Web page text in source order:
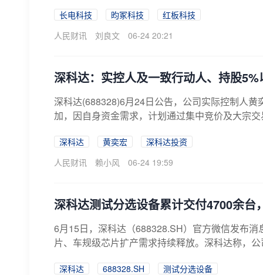
长电科技 昀冢科技
红板科技
人民财讯
刘良文 06-24 20:21
深科达：实控人及一致行动人、持股
深科达(688328)6月24日公告，公司实际控制人
加，因自身资金需求，计划通过集中竞价及大宗
深科达 黄奕宏
深科达投资
人民财讯
赖小风 06-24 19:59
深科达测试分选设备累计交付4700余台
6月15日，深科达（688328.SH）官方微信发布
片、车规级芯片扩产需求持续释放。深科达称，
深科达 688328.SH
测试分选设备